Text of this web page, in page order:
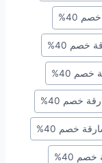
40%
40%
40%
خصم 40%
خصم 40%
40%